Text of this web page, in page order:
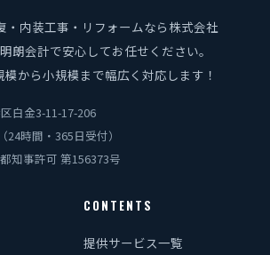
・内装工事・リフォームなら株式会社
朗会計で安心してお任せください。
から小規模まで幅広く対応します！
白金3-11-17-206
（24時間・365日受付）
知事許可 第156373号
CONTENTS
提供サービス一覧